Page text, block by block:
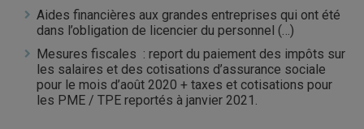
Aides financières aux grandes entreprises qui ont été
dans l’obligation de licencier du personnel (…)
Mesures fiscales : report du paiement des impôts sur
les salaires et des cotisations d’assurance sociale
pour le mois d’août 2020 + taxes et cotisations pour
les PME / TPE reportés à janvier 2021.